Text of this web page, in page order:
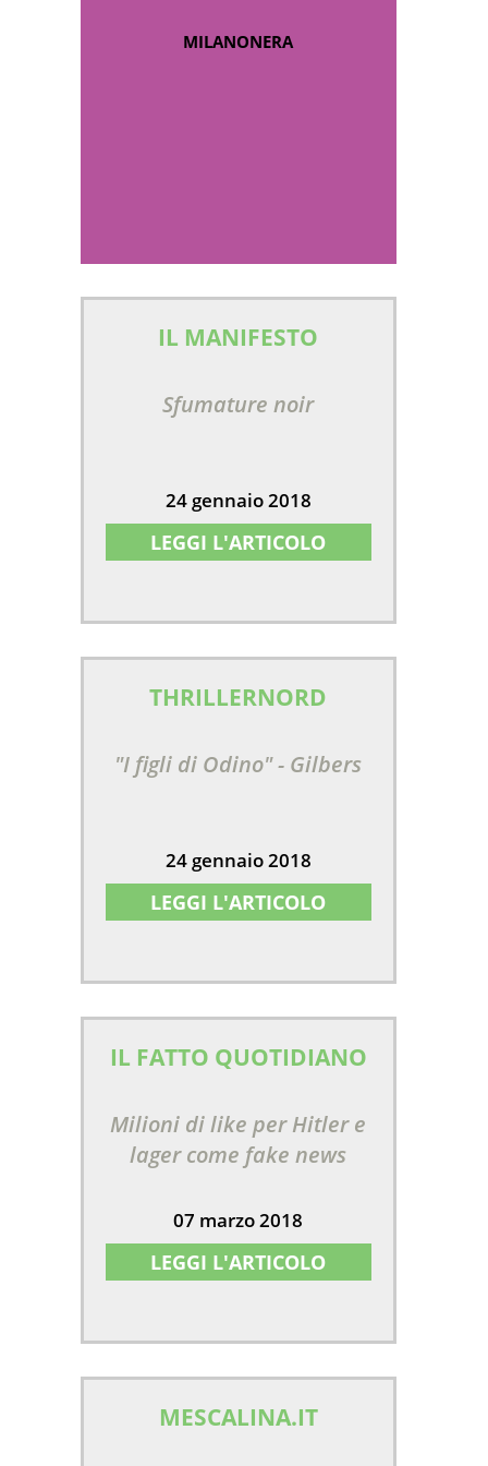
MILANONERA
IL MANIFESTO
Sfumature noir
24 gennaio 2018
LEGGI L'ARTICOLO
THRILLERNORD
"I figli di Odino" - Gilbers
24 gennaio 2018
LEGGI L'ARTICOLO
IL FATTO QUOTIDIANO
Milioni di like per Hitler e
lager come fake news
07 marzo 2018
LEGGI L'ARTICOLO
MESCALINA.IT